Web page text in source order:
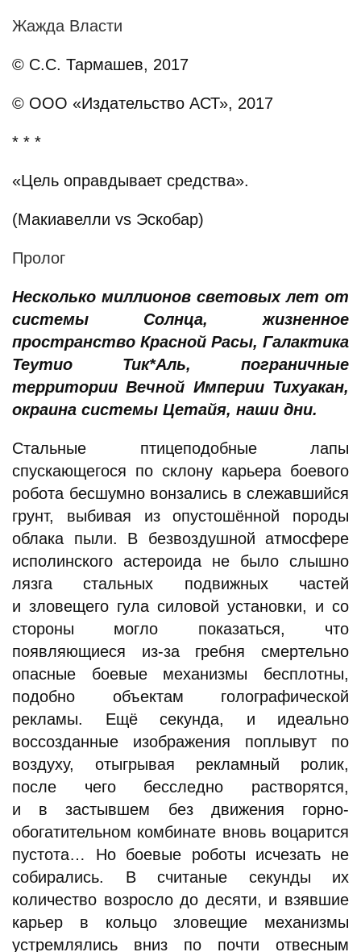
Жажда Власти
© С.С. Тармашев, 2017
© ООО «Издательство АСТ», 2017
* * *
«Цель оправдывает средства».
(Макиавелли vs Эскобар)
Пролог
Несколько миллионов световых лет от
системы Солнца, жизненное
пространство Красной Расы, Галактика
Теутио Тик*Аль, пограничные
территории Вечной Империи Тихуакан,
окраина системы Цетайя, наши дни.
Стальные птицеподобные лапы
спускающегося по склону карьера боевого
робота бесшумно вонзались в слежавшийся
грунт, выбивая из опустошённой породы
облака пыли. В безвоздушной атмосфере
исполинского астероида не было слышно
лязга стальных подвижных частей
и зловещего гула силовой установки, и со
стороны могло показаться, что
появляющиеся из-за гребня смертельно
опасные боевые механизмы бесплотны,
подобно объектам голографической
рекламы. Ещё секунда, и идеально
воссозданные изображения поплывут по
воздуху, отыгрывая рекламный ролик,
после чего бесследно растворятся,
и в застывшем без движения горно-
обогатительном комбинате вновь воцарится
пустота… Но боевые роботы исчезать не
собирались. В считаные секунды их
количество возросло до десяти, и взявшие
карьер в кольцо зловещие механизмы
устремлялись вниз по почти отвесным